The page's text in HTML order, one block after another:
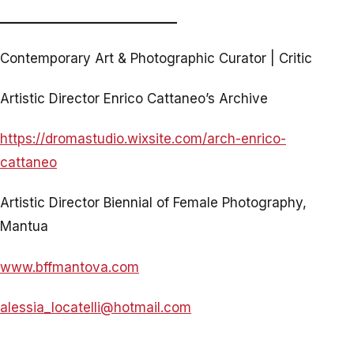
Contemporary Art & Photographic Curator | Critic
Artistic Director Enrico Cattaneo’s Archive
https://dromastudio.wixsite.com/arch-enrico-
cattaneo
Artistic Director Biennial of Female Photography,
Mantua
www.bffmantova.com
alessia_locatelli@hotmail.com